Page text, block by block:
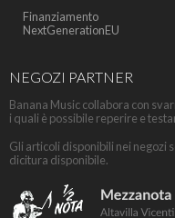
Finanziamento
NextGenerationEU
NEGOZI PARTNER
Banana Music collabora con
i quali è possibile reperire e
Gli articoli disponibili nei negozi
dicitura disponibile.